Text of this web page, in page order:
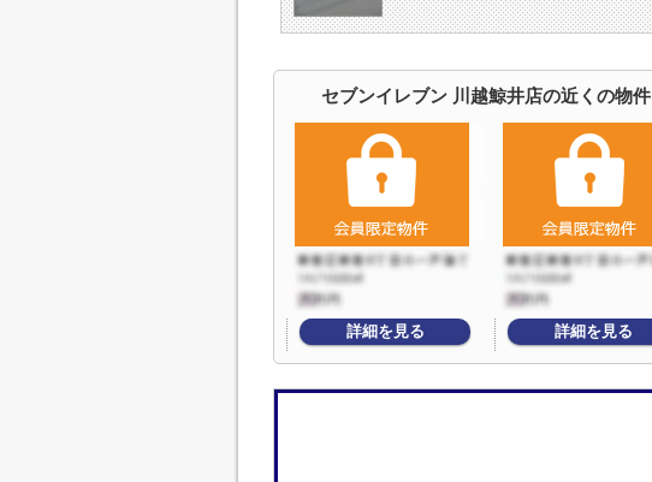
セブンイレブン 川越鯨井店の近くの物件
詳細を見る 詳細を見る